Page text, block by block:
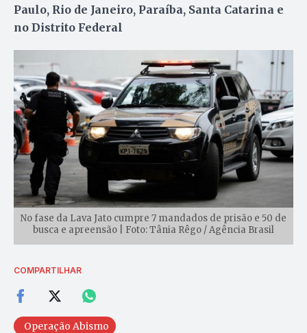
Paulo, Rio de Janeiro, Paraíba, Santa Catarina e
no Distrito Federal
No fase da Lava Jato cumpre 7 mandados de prisão e 50 de
busca e apreensão | Foto: Tânia Rêgo / Agência Brasil
COMPARTILHAR
Operação Abismo